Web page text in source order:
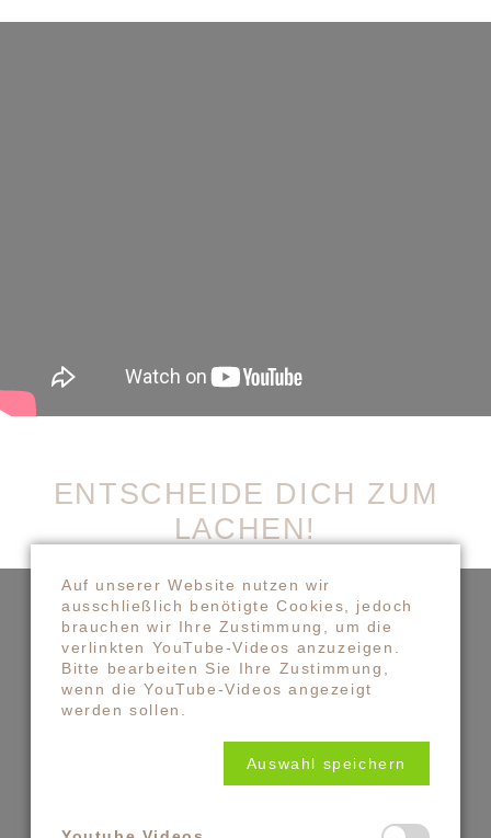
ENTSCHEIDE DICH ZUM
LACHEN!
Auf unserer Website nutzen wir
ausschließlich benötigte Cookies, jedoch
brauchen wir Ihre Zustimmung, um die
verlinkten YouTube-Videos anzuzeigen.
Bitte bearbeiten Sie Ihre Zustimmung,
wenn die YouTube-Videos angezeigt
werden sollen.
Auswahl speichern